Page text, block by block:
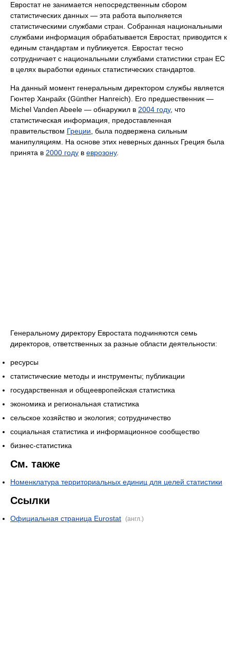
Евростат не занимается непосредственным сбором
статистических данных — эта работа выполняется
статистическими службами стран. Собранная национальными
службами информация обрабатывается Евростат, приводится к
единым стандартам и публикуется. Евростат тесно
сотрудничает с национальными службами статистики стран ЕС
в целях выработки единых статистических стандартов.
На данный момент генеральным директором службы является
Гюнтер Ханрайх (Günther Hanreich). Его предшественник —
Michel Vanden Abeele — обнаружил в 2004 году, что
статистическая информация, предоставленная
правительством Греции , была подвержена сильным
манипуляциям. На основе этих неверных данных Греция была
принята в 2000 году в еврозону.
Генеральному директору Евростата подчиняются семь
директоров, ответственных за разные области деятельности:
ресурсы
статистические методы и инструменты; публикации
государственная и общеевропейская статистика
экономика и региональная статистика
сельское хозяйство и экология; сотрудничество
социальная статистика и информационное сообщество
бизнес-статистика
См. также
Номенклатура территориальных единиц для целей статистики
Ссылки
Официальная страница Eurostat (англ.)